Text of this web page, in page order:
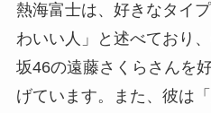
熱海富士は、好きなタイ
わいい人」と述べており
坂46の遠藤さくらさんを
げています。また、彼は